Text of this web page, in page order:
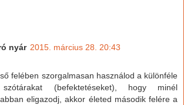
nyár 2015. március 28. 20:43
felében szorgalmasan használod a különféle
(befektetéseket), hogy minél
eligazodj, akkor életed második felére a